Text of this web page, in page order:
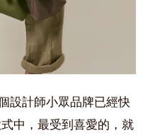
設計師小眾品牌已經快
中，最受到喜愛的，就